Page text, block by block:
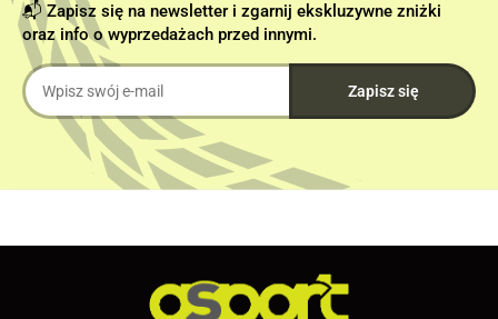
📬 Zapisz się na newsletter i zgarnij ekskluzywne zniżki
oraz info o wyprzedażach przed innymi.